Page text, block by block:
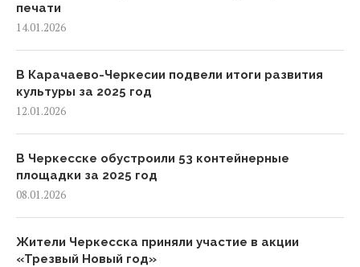
печати
14.01.2026
В Карачаево-Черкесии подвели итоги развития
культуры за 2025 год
12.01.2026
В Черкесске обустроили 53 контейнерные
площадки за 2025 год
08.01.2026
Жители Черкесска приняли участие в акции
«Трезвый Новый год»